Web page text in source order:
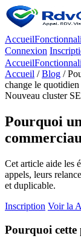
Accueil
Connexion
Accueil
Accueil /Blog /
change le quotidien
Nouveau cluster
Pourquoi
Cet article aide les
appels, leurs
et duplicable.
Inscription Voir la
Pourquoi cette